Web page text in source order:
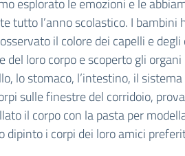
esplorato le emozioni e le
tutto l’anno scolastico. I
il colore dei capelli e
del loro corpo e scoperto gli
lo stomaco, l’intestino, il
sulle finestre del corridoio,
il corpo con la pasta per
dipinto i corpi dei loro amici